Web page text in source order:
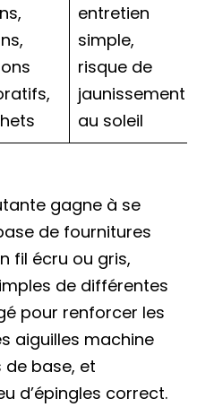
entretien
simple,
risque de
jaunissement
au soleil
gagne à se
de fournitures
fil écru ou gris,
de différentes
pour renforcer les
aiguilles machine
base, et
d’épingles correct.